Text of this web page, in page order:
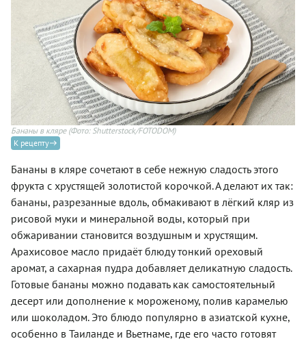
Бананы в кляре(Фото: Shutterstock/FOTODOM)
К рецепту
Бананы в кляре сочетают в себе нежную сладость этого
фрукта с хрустящей золотистой корочкой. А делают их так:
бананы, разрезанные вдоль, обмакивают в лёгкий кляр из
рисовой муки и минеральной воды, который при
обжаривании становится воздушным и хрустящим.
Арахисовое масло придаёт блюду тонкий ореховый
аромат, а сахарная пудра добавляет деликатную сладость.
Готовые бананы можно подавать как самостоятельный
десерт или дополнение к мороженому, полив карамелью
или шоколадом. Это блюдо популярно в азиатской кухне,
особенно в Таиланде и Вьетнаме, где его часто готовят